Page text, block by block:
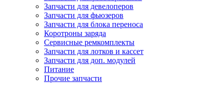
Запчасти для девелоперов
Запчасти для фьюзеров
Запчасти для блока переноса
Коротроны заряда
Сервисные ремкомплекты
Запчасти для лотков и кассет
Запчасти для доп. модулей
Питание
Прочие запчасти